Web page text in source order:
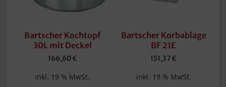
Bartscher Kochtopf
30L mit Deckel
166,60 €
inkl. 19 % MwSt.
Bartscher Korbablage
BF 21E
151,37€
inkl. 19 % MwSt.